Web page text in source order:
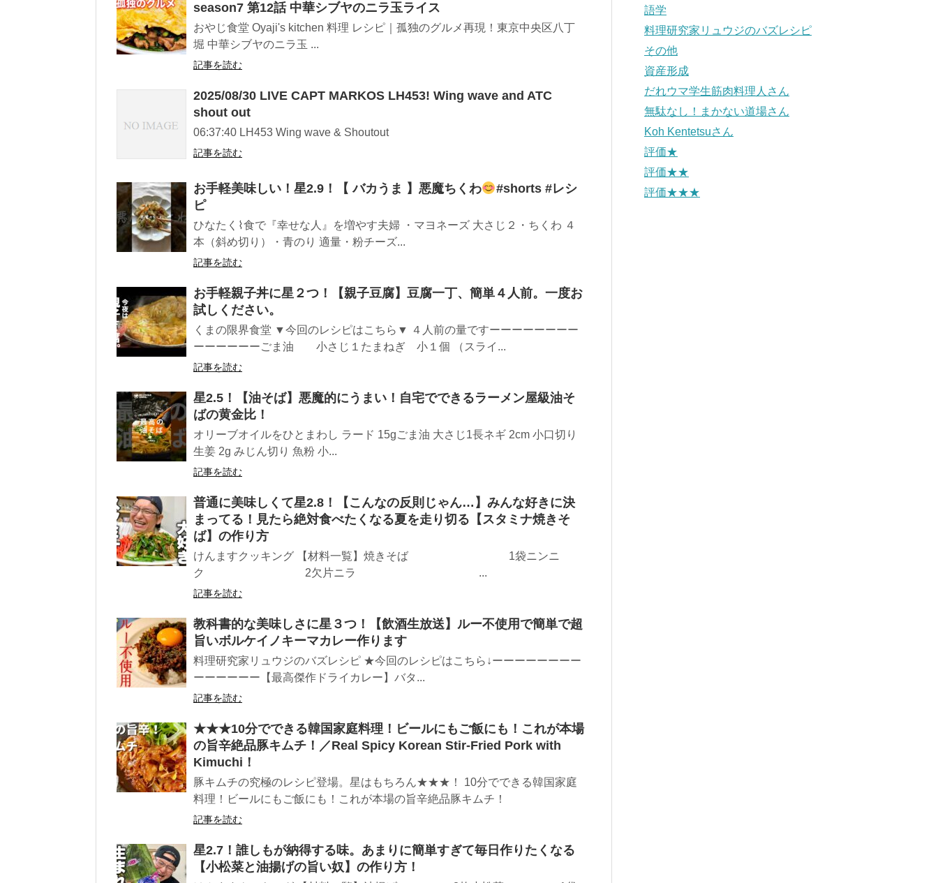
season7 第12話 中華シブヤのニラ玉ライス
おやじ食堂 Oyaji's kitchen 料理 レシピ｜孤独のグルメ再現！東京中央区八丁
堀 中華シブヤのニラ玉 ...
記事を読む
2025/08/30 LIVE CAPT MARKOS LH453! Wing wave and ATC
shout out
06:37:40 LH453 Wing wave & Shoutout
記事を読む
お手軽美味しい！星2.9！【 バカうま 】悪魔ちくわ
#shorts #レシ
ピ
ひなたく⌇食で『幸せな人』を増やす夫婦 ・マヨネーズ 大さじ２・ちくわ ４
本（斜め切り）・青のり 適量・粉チーズ...
記事を読む
お手軽親子丼に星２つ！【親子豆腐】豆腐一丁、簡単４人前。一度お
試しください。
くまの限界食堂 ▼今回のレシピはこちら▼ ４人前の量ですーーーーーーーー
ーーーーーーごま油 小さじ１たまねぎ 小１個 （スライ...
記事を読む
星2.5！【油そば】悪魔的にうまい！自宅でできるラーメン屋級油そ
ばの黄金比！
オリーブオイルをひとまわし ラード 15gごま油 大さじ1長ネギ 2cm 小口切り
生姜 2g みじん切り 魚粉 小...
記事を読む
普通に美味しくて星2.8！【こんなの反則じゃん…】みんな好きに決
まってる！見たら絶対食べたくなる夏を走り切る【スタミナ焼きそ
ば】の作り方
けんますクッキング 【材料一覧】焼きそば 1袋ニンニ
ク 2欠片ニラ ...
記事を読む
教科書的な美味しさに星３つ！【飲酒生放送】ルー不使用で簡単で超
旨いボルケイノキーマカレー作ります
料理研究家リュウジのバズレシピ ★今回のレシピはこちら↓ーーーーーーーー
ーーーーーー【最高傑作ドライカレー】バタ...
記事を読む
★★★10分でできる韓国家庭料理！ビールにもご飯にも！これが本場
の旨辛絶品豚キムチ！／Real Spicy Korean Stir-Fried Pork with
Kimuchi！
豚キムチの究極のレシピ登場。星はもちろん★★★！ 10分でできる韓国家庭
料理！ビールにもご飯にも！これが本場の旨辛絶品豚キムチ！
記事を読む
星2.7！誰しもが納得する味。あまりに簡単すぎて毎日作りたくなる
【小松菜と油揚げの旨い奴】の作り方！
語学
料理研究家リュウジのバズレシピ
その他
資産形成
だれウマ学生筋肉料理人さん
無駄なし！まかない道場さん
Koh Kentetsuさん
評価★
評価★★
評価★★★